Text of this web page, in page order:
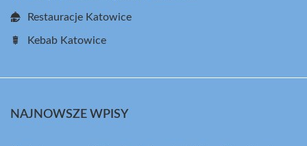
Restauracje Katowice
Kebab Katowice
NAJNOWSZE WPISY